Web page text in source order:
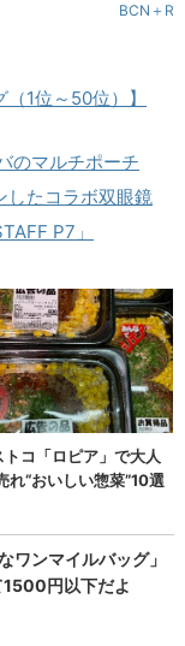
BCN＋R
1位～50位）】
のマルチポーチ
したコラボ双眼鏡
P7」